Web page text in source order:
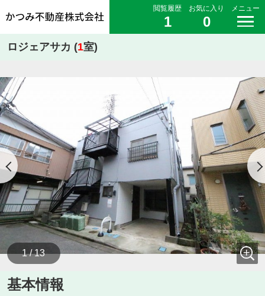
閲覧履歴
1
お気に入り
0
メニュー
ロジェアサカ (1室)
1 / 13
基本情報